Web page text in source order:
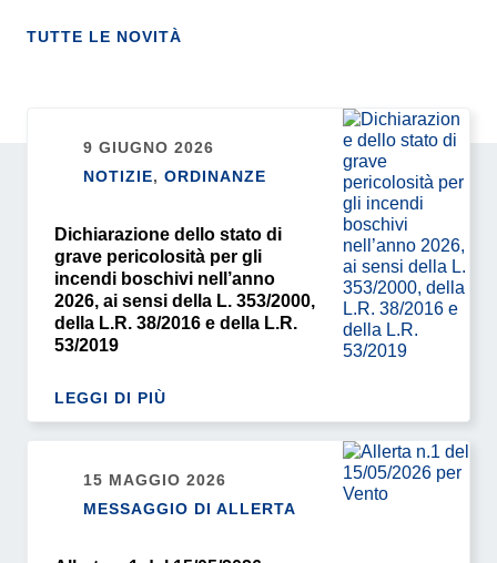
TUTTE LE NOVITÀ
9 GIUGNO 2026
NOTIZIE, ORDINANZE
Dichiarazione dello stato di
grave pericolosità per gli
incendi boschivi nell’anno
2026, ai sensi della L. 353/2000,
della L.R. 38/2016 e della L.R.
53/2019
LEGGI DI PIÙ
15 MAGGIO 2026
MESSAGGIO DI ALLERTA